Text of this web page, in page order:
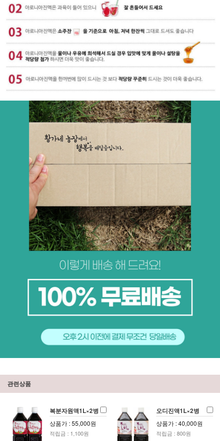
관련상품
복분자원액1L×2병
상품가 : 55,000원
적립금 : 1,100원
오디진액1L×2병
상품가 : 40,000원
적립금 : 800원